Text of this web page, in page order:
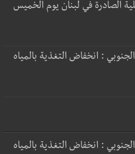
الصادرة في لبنان يوم الخميس
: انخفاض التغذية بالمياه
: انخفاض التغذية بالمياه